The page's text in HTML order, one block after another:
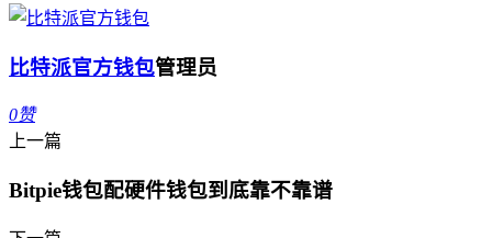
比特派官方钱包管理员
0赞
上一篇
Bitpie钱包配硬件钱包到底靠不靠谱